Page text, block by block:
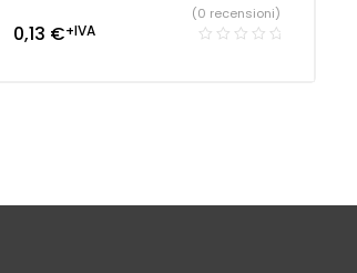
0,13 €+IVA
(0 recensioni)